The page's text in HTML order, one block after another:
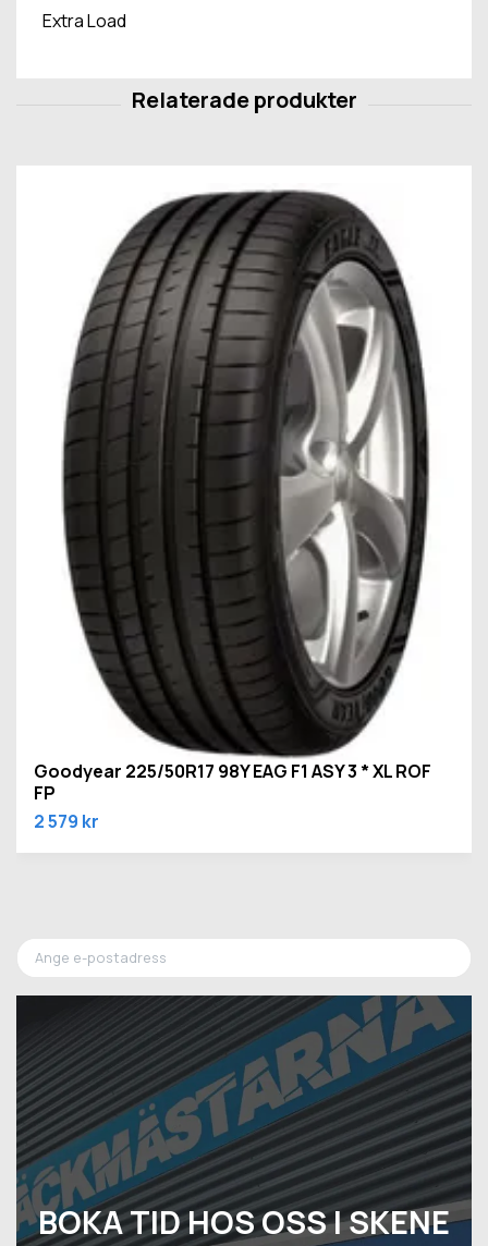
BOKA TID HOS OSS I SKENE
Extra Load
Goodyear 225/50R17 98Y EAG F1 ASY 3 * XL ROF
FP
2 579 kr